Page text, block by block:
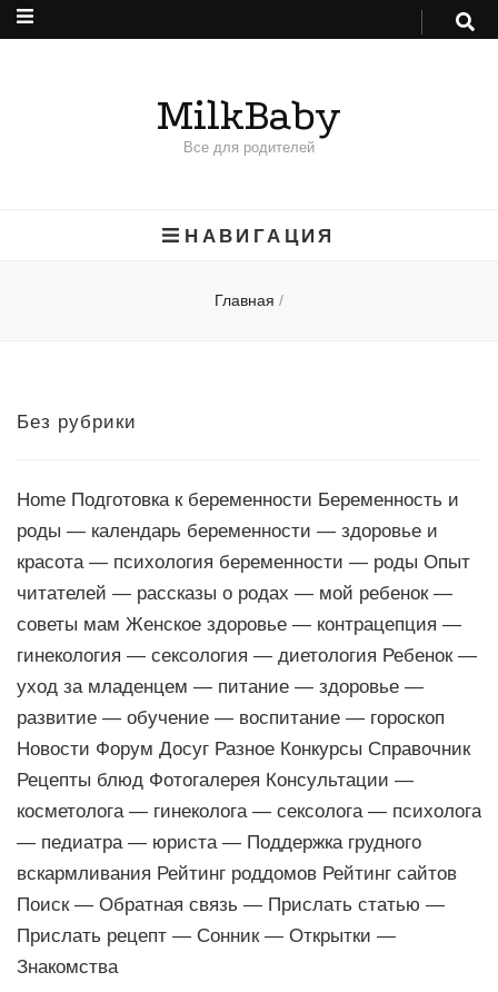
MilkBaby
Все для родителей
НАВИГАЦИЯ
Главная /
Без рубрики
Home Подготовка к беременности Беременность и
роды — календарь беременности — здоровье и
красота — психология беременности — роды Опыт
читателей — рассказы о родах — мой ребенок —
советы мам Женское здоровье — контрацепция —
гинекология — сексология — диетология Ребенок —
уход за младенцем — питание — здоровье —
развитие — обучение — воспитание — гороскоп
Новости Форум Досуг Разное Конкурсы Справочник
Рецепты блюд Фотогалерея Консультации —
косметолога — гинеколога — сексолога — психолога
— педиатра — юриста — Поддержка грудного
вскармливания Рейтинг роддомов Рейтинг сайтов
Поиск — Обратная связь — Прислать статью —
Прислать рецепт — Сонник — Открытки —
Знакомства